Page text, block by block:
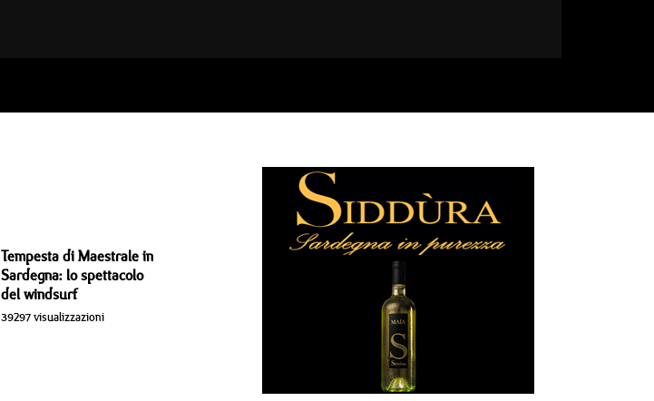
Tempesta di Maestrale in
Sardegna: lo spettacolo
del windsurf
39297 visualizzazioni